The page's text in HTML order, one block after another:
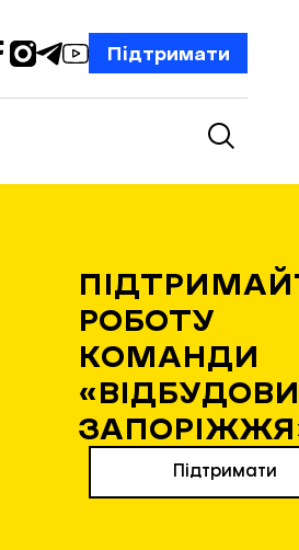
Підтримати
РОБОТУ
КОМАНДИ
Підтримати